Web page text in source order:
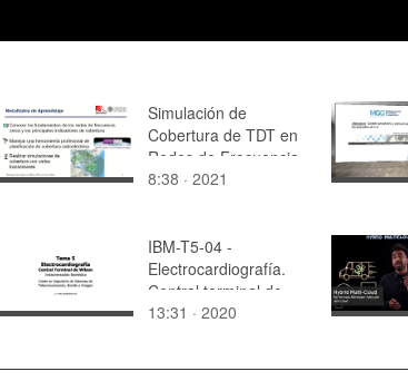
Simulación de
Cobertura de TDT en
Redes de Frecuencia
Única
8:38 · 2021
IBM-T5-04 -
Electrocardiografía.
Central terminal de
Wilson
13:31 · 2020